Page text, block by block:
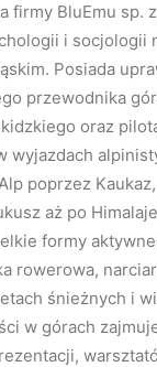
firmy BluEmu sp.
i socjologii
Posiada
przewodnika
oraz
wyjazdach
poprzez Kaukaz,
aż po
formy
rowerowa,
śnieżnych i
w górach